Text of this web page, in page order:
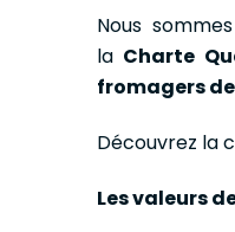
Nous
la Charte
fromagers
Découvrez la
Les valeurs